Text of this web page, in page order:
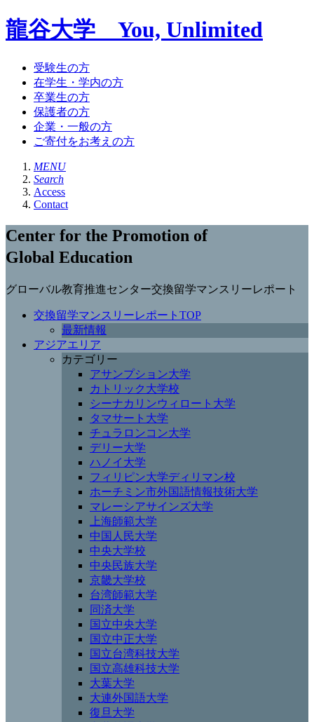
龍谷大学 You, Unlimited
受験生の方
在学生・学内の方
卒業生の方
保護者の方
企業・一般の方
ご寄付をお考えの方
MENU
Search
Access
Contact
Center for the Promotion of
Global Education
グローバル教育推進センター交換留学マンスリーレポート
交換留学マンスリーレポートTOP
最新情報
アジアエリア
カテゴリー
アサンプション大学
カトリック大学校
シーナカリンウィロート大学
タマサート大学
チュラロンコン大学
デリー大学
ハノイ大学
フィリピン大学ディリマン校
ホーチミン市外国語情報技術大学
マレーシアサインズ大学
上海師範大学
中国人民大学
中央大学校
中央民族大学
京畿大学校
台湾師範大学
同済大学
国立中央大学
国立中正大学
国立台湾科技大学
国立高雄科技大学
大葉大学
大連外国語大学
復旦大学